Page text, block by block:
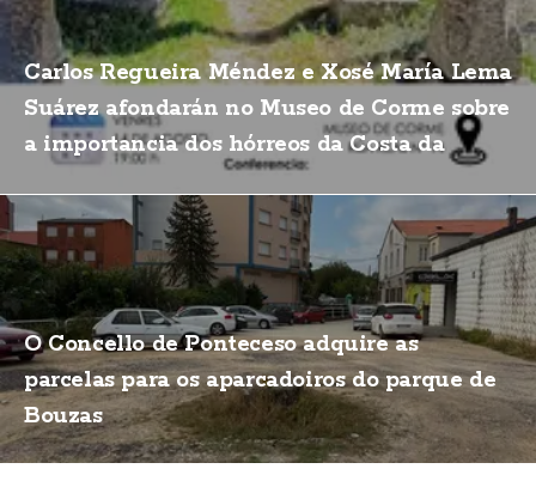
Carlos Regueira Méndez e Xosé María Lema
Suárez afondarán no Museo de Corme sobre
a importancia dos hórreos da Costa da
O Concello de Ponteceso adquire as
parcelas para os aparcadoiros do parque de
Bouzas